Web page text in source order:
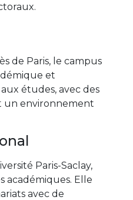
de Paris, le campus
et
études, avec des
un environnement
Paris-Saclay,
académiques. Elle
avec de